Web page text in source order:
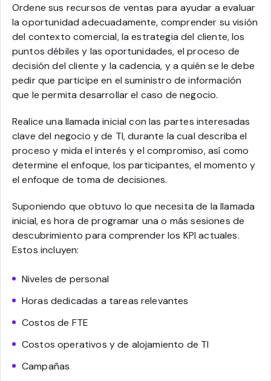
Ordene sus recursos de ventas para ayudar a evaluar
la oportunidad adecuadamente, comprender su visión
del contexto comercial, la estrategia del cliente, los
puntos débiles y las oportunidades, el proceso de
decisión del cliente y la cadencia, y a quién se le debe
pedir que participe en el suministro de información
que le permita desarrollar el caso de negocio.
Realice una llamada inicial con las partes interesadas
clave del negocio y de TI, durante la cual describa el
proceso y mida el interés y el compromiso, así como
determine el enfoque, los participantes, el momento y
el enfoque de toma de decisiones.
Suponiendo que obtuvo lo que necesita de la llamada
inicial, es hora de programar una o más sesiones de
descubrimiento para comprender los KPI actuales.
Estos incluyen:
Niveles de personal
Horas dedicadas a tareas relevantes
Costos de FTE
Costos operativos y de alojamiento de TI
Campañas